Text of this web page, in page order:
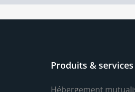
Produits & services
Hébergement